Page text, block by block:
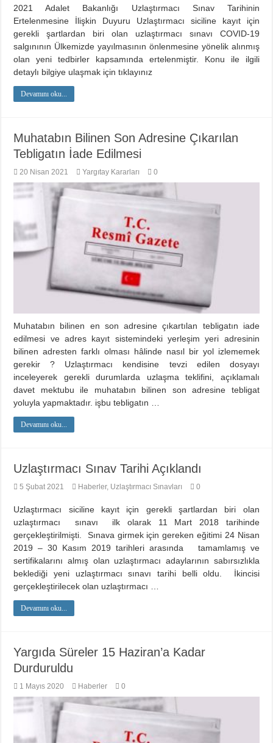
2021 Adalet Bakanlığı Uzlaştırmacı Sınav Tarihinin
Ertelenmesine İlişkin Duyuru Uzlaştırmacı siciline kayıt için
gerekli şartlardan biri olan uzlaştırmacı sınavı COVID-19
salgınının Ülkemizde yayılmasının önlenmesine yönelik alınmış
olan yeni tedbirler kapsamında ertelenmiştir. Konu ile ilgili
detaylı bilgiye ulaşmak için tıklayınız
Devamını oku...
Muhatabın Bilinen Son Adresine Çıkarılan
Tebligatın İade Edilmesi
20 Nisan 2021 Yargıtay Kararları 0
Muhatabın bilinen en son adresine çıkartılan tebligatın iade
edilmesi ve adres kayıt sistemindeki yerleşim yeri adresinin
bilinen adresten farklı olması hâlinde nasıl bir yol izlememek
gerekir ? Uzlaştırmacı kendisine tevzi edilen dosyayı
inceleyerek gerekli durumlarda uzlaşma teklifini, açıklamalı
davet mektubu ile muhatabın bilinen son adresine tebligat
yoluyla yapmaktadır. işbu tebligatın …
Devamını oku...
Uzlaştırmacı Sınav Tarihi Açıklandı
5 Şubat 2021 Haberler, Uzlaştırmacı Sınavları 0
Uzlaştırmacı siciline kayıt için gerekli şartlardan biri olan
uzlaştırmacı sınavı ilk olarak 11 Mart 2018 tarihinde
gerçekleştirilmişti. Sınava girmek için gereken eğitimi 24 Nisan
2019 – 30 Kasım 2019 tarihleri arasında tamamlamış ve
sertifikalarını almış olan uzlaştırmacı adaylarının sabırsızlıkla
beklediği yeni uzlaştırmacı sınavı tarihi belli oldu. İkincisi
gerçekleştirilecek olan uzlaştırmacı …
Devamını oku...
Yargıda Süreler 15 Haziran’a Kadar
Durduruldu
1 Mayıs 2020 Haberler 0